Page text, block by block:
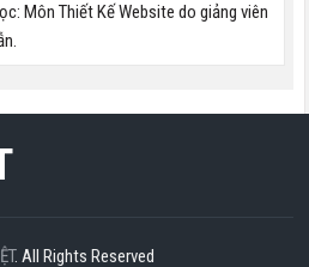
Môn Thiết Kế Website do giảng viên
. All Rights Reserved